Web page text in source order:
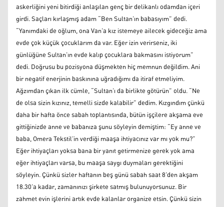
askerliğini yeni bitirdiği anlaşılan genç bir delikanlı odamdan içeri
girdi. Saçları kırlaşmış adam “Ben Sultan’ın babasıyım” dedi.
“Yanımdaki de oğlum, ona Van’a kız istemeye ailecek gideceğiz ama
evde çok küçük çocuklarım da var. Eğer izin verirseniz, iki
günlüğüne Sultan’ın evde kalıp çocuklara bakmasını istiyorum”
dedi. Doğrusu bu pozisyona düşmekten hiç memnun değildim. Ani
bir negatif enerjinin baskınına uğradığımı da itiraf etmeliyim.
Ağzımdan çıkan ilk cümle, “Sultan’ı da birlikte götürün” oldu. “Ne
de olsa sizin kızınız, temelli sizde kalabilir” dedim. Kızgındım çünkü
daha bir hafta önce sabah toplantısında, bütün işçilere akşama eve
gittiğinizde anne ve babanıza şunu söyleyin demiştim: “Ey anne ve
baba, Omera Tekstil’in verdiği maaşa ihtiyacınız var mı yok mu?”
Eğer ihtiyaçları yoksa bana bir yanıt getirmenize gerek yok ama
eğer ihtiyaçları varsa, bu maaşa saygı duymaları gerektiğini
söyleyin. Çünkü sizler haftanın beş günü sabah saat 8’den akşam
18.30’a kadar, zamanınızı şirkete satmış bulunuyorsunuz. Bir
zahmet evin işlerini artık evde kalanlar organize etsin. Çünkü sizin